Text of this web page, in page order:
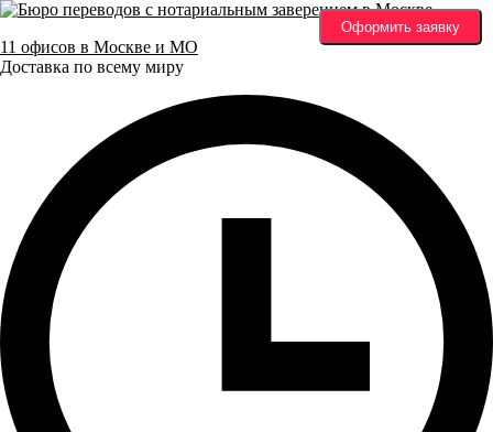
11 офисов в Москве и МО
Доставка по всему миру
Оформить заявку